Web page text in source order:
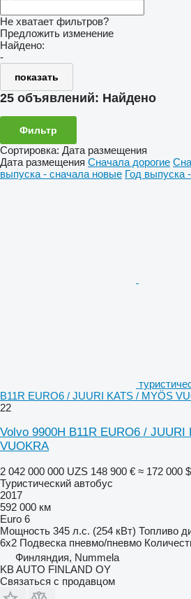
Не хватает фильтров?
Предложить изменение
Найдено:
-
показать
25 объявлений: Найдено
Фильтр
Сортировка: Дата размещения
Дата размещения Сначала дорогие
выпуска - сначала новые Год выпуска
B11R EURO6 / JUURI KATS / MYÖS
22
Volvo 9900H B11R EURO6 / JUURI
VUOKRA
2 042 000 000 UZS 148 900 € ≈ 172 000 $
Туристический автобус
2017
592 000 км
Euro 6
Мощность 345 л.с. (254 кВт) Топливо
6x2 Подвеска пневмо/пневмо
Финляндия, Nummela
KB AUTO FINLAND OY
Связаться с продавцом